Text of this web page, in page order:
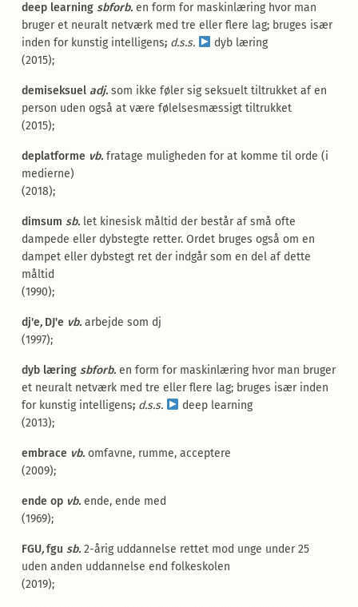
deep learning sbforb.en form for maskinlæring hvor man
bruger et neuralt netværk med tre eller flere lag; bruges især
inden for kunstig intelligens; d.s.s.
dyb læring
(2015);
demiseksuel adj. som ikke føler sig seksuelt tiltrukket af en
person uden også at være følelsesmæssigt tiltrukket
(2015);
deplatforme vb. fratage muligheden for at komme til orde (i
medierne)
(2018);
dimsum sb. let kinesisk måltid der består af små ofte
dampede eller dybstegte retter. Ordet bruges også om en
dampet eller dybstegt ret der indgår som en del af dette
måltid
(1990);
dj'e, DJ'e vb.arbejde som dj
(1997);
dyb læring sbforb. en form for maskinlæring hvor man bruger
et neuralt netværk med tre eller flere lag; bruges især inden
for kunstig intelligens; d.s.s.
deep learning
(2013);
embrace vb. omfavne, rumme, acceptere
(2009);
ende op vb. ende, ende med
(1969);
FGU,fgu sb. 2-årig uddannelse rettet mod unge under 25
uden anden uddannelse end folkeskolen
(2019);